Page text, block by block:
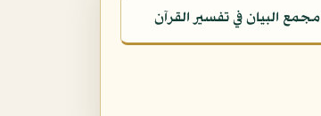
مجمع البيان في تفسير القرآن